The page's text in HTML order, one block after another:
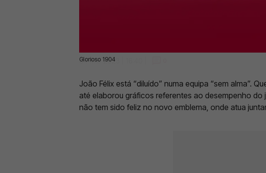
Glorioso 1904
04 Mar 2023 | 16:40 |
João Félix está “diluído” numa equipa “sem alma”.
até elaborou gráficos referentes ao desempenho
não tem sido feliz no novo emblema, onde atua